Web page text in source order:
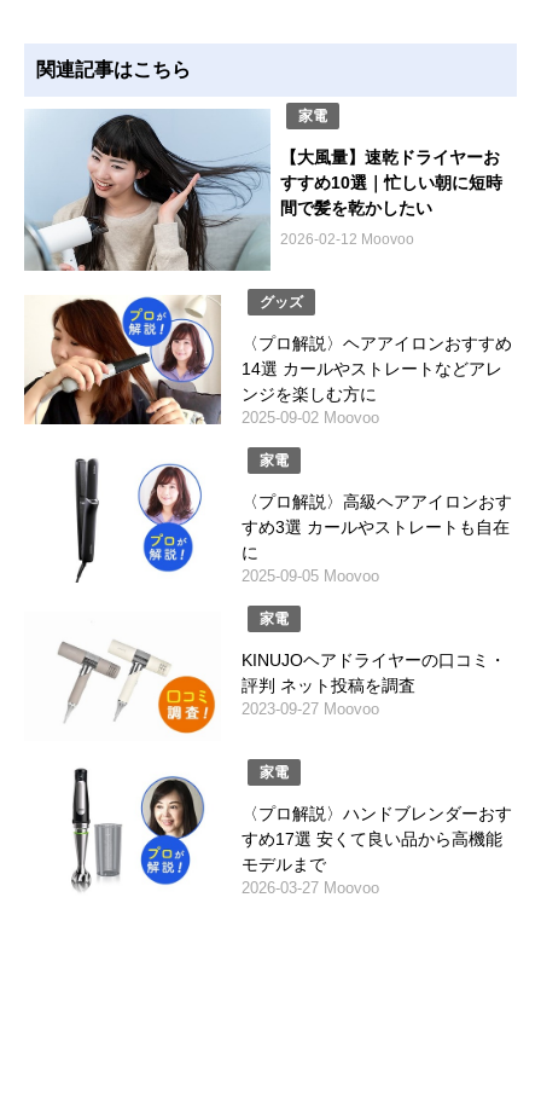
関連記事はこちら
家電
【大風量】速乾ドライヤーお
すすめ10選｜忙しい朝に短時
間で髪を乾かしたい
2026-02-12 Moovoo
グッズ
〈プロ解説〉ヘアアイロンおすすめ
14選 カールやストレートなどアレ
ンジを楽しむ方に
2025-09-02 Moovoo
家電
〈プロ解説〉高級ヘアアイロンおす
すめ3選 カールやストレートも自在
に
2025-09-05 Moovoo
家電
KINUJOヘアドライヤーの口コミ・
評判 ネット投稿を調査
2023-09-27 Moovoo
家電
〈プロ解説〉ハンドブレンダーおす
すめ17選 安くて良い品から高機能
モデルまで
2026-03-27 Moovoo